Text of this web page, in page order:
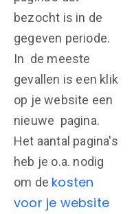
bezocht is in de
gegeven periode.
In de meeste
gevallen is een klik
op je website een
nieuwe pagina.
Het aantal pagina's
heb je o.a. nodig
om de kosten
voor je website